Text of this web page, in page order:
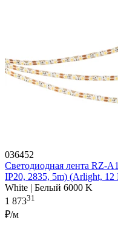
036452
Светодиодная лента RZ-
IP20, 2835, 5m) (Arlight,
White | Белый 6000 K
1 87331
₽/м